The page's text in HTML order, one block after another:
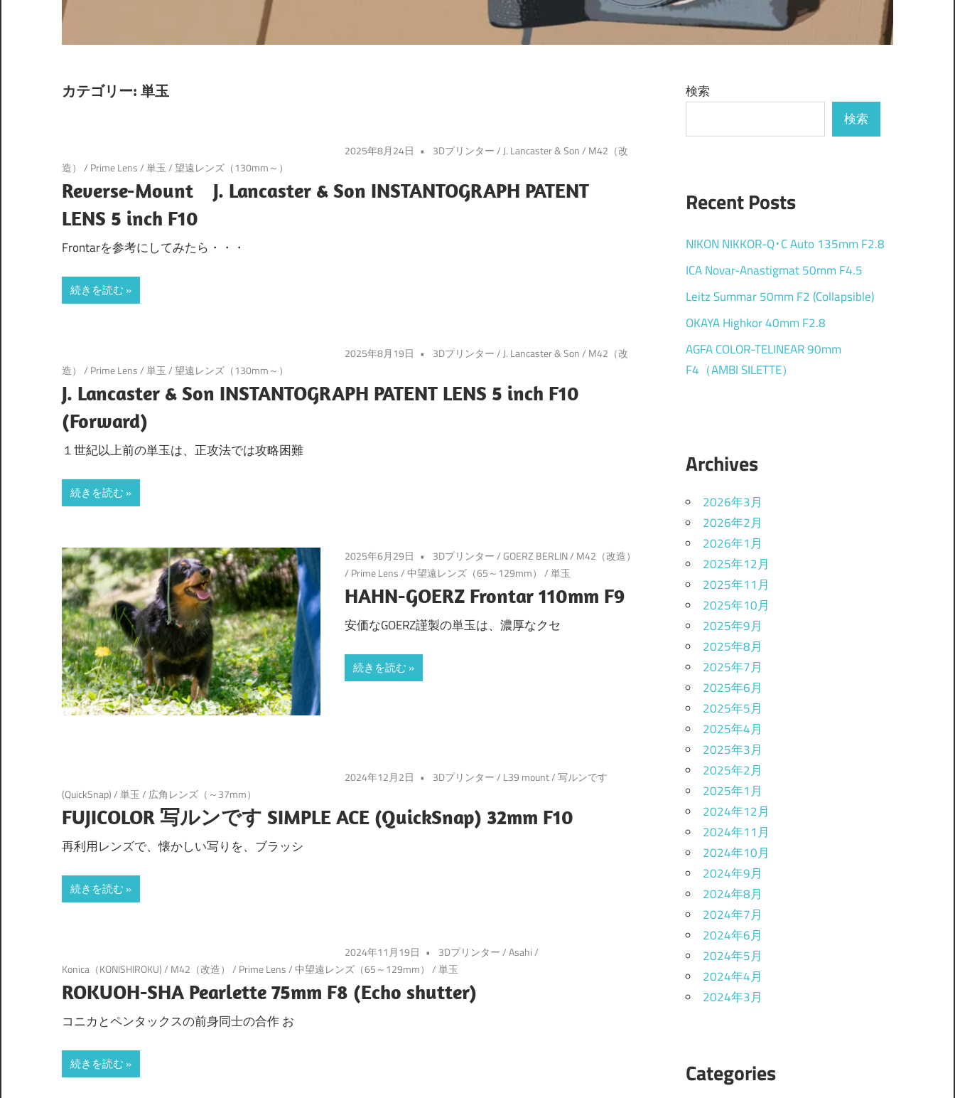
カテゴリー: 単玉
2025年8月24日 3Dプリンター/ J. Lancaster & Son/ M42（改
造） / Prime Lens/単玉 /望遠レンズ（130mm～）
Reverse-Mount J. Lancaster & Son INSTANTOGRAPH PATENT
LENS 5 inch F10
Frontarを参考にしてみたら・・・
続きを読む
2025年8月19日 3Dプリンター/ J. Lancaster & Son/ M42（改
造） / Prime Lens/単玉 /望遠レンズ（130mm～）
J. Lancaster & Son INSTANTOGRAPH PATENT LENS 5 inch F10
(Forward)
１世紀以上前の単玉は、正攻法では攻略困難
続きを読む
2025年6月29日 3Dプリンター/GOERZ BERLIN/ M42（改造）
/ Prime Lens/中望遠レンズ（65～129mm） /単玉
HAHN-GOERZ Frontar 110mm F9
安価なGOERZ謹製の単玉は、濃厚なクセ
続きを読む
2024年12月2日 3Dプリンター/ L39 mount/写ルンです
(QuickSnap)/単玉 / 広角レンズ（～37mm）
FUJICOLOR 写ルンです SIMPLE ACE (QuickSnap) 32mm F10
再利用レンズで、懐かしい写りを、ブラッシ
続きを読む
2024年11月19日 3Dプリンター/Asahi/
Konica（KONISHIROKU)/ M42（改造） / Prime Lens/中望遠レンズ（65～129mm） /単玉
ROKUOH-SHA Pearlette 75mm F8 (Echo shutter)
コニカとペンタックスの前身同士の合作 お
続きを読む
検索
検索
Recent Posts
NIKON NIKKOR-Q･C Auto 135mm F2.8
ICA Novar-Anastigmat 50mm F4.5
Leitz Summar 50mm F2 (Collapsible)
OKAYA Highkor 40mm F2.8
AGFA COLOR-TELINEAR 90mm
F4（AMBI SILETTE）
Archives
2026年3月
2026年2月
2026年1月
2025年12月
2025年11月
2025年10月
2025年9月
2025年8月
2025年7月
2025年6月
2025年5月
2025年4月
2025年3月
2025年2月
2025年1月
2024年12月
2024年11月
2024年10月
2024年9月
2024年8月
2024年7月
2024年6月
2024年5月
2024年4月
2024年3月
Categories